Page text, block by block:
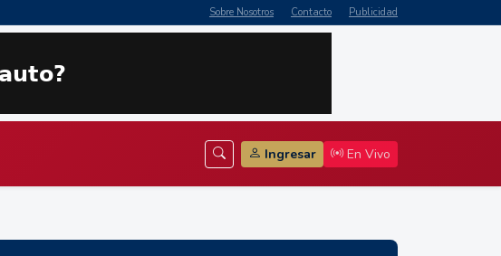
Sobre Nosotros Contacto Publicidad
Ingresar En Vivo